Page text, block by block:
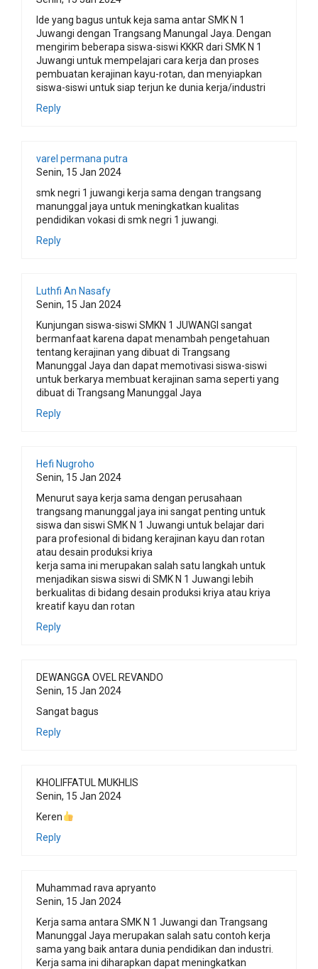
Ide yang bagus untuk keja sama antar SMK N 1
Juwangi dengan Trangsang Manungal Jaya. Dengan
mengirim beberapa siswa-siswi KKKR dari SMK N 1
Juwangi untuk mempelajari cara kerja dan proses
pembuatan kerajinan kayu-rotan, dan menyiapkan
siswa-siswi untuk siap terjun ke dunia kerja/industri
Reply
varel permana putra
Senin, 15 Jan 2024
smk negri 1 juwangi kerja sama dengan trangsang
manunggal jaya untuk meningkatkan kualitas
pendidikan vokasi di smk negri 1 juwangi.
Reply
Luthfi An Nasafy
Senin, 15 Jan 2024
Kunjungan siswa-siswi SMKN 1 JUWANGI sangat
bermanfaat karena dapat menambah pengetahuan
tentang kerajinan yang dibuat di Trangsang
Manunggal Jaya dan dapat memotivasi siswa-siswi
untuk berkarya membuat kerajinan sama seperti yang
dibuat di Trangsang Manunggal Jaya
Reply
Hefi Nugroho
Senin, 15 Jan 2024
Menurut saya kerja sama dengan perusahaan
trangsang manunggal jaya ini sangat penting untuk
siswa dan siswi SMK N 1 Juwangi untuk belajar dari
para profesional di bidang kerajinan kayu dan rotan
atau desain produksi kriya
kerja sama ini merupakan salah satu langkah untuk
menjadikan siswa siswi di SMK N 1 Juwangi lebih
berkualitas di bidang desain produksi kriya atau kriya
kreatif kayu dan rotan
Reply
DEWANGGA OVEL REVANDO
Senin, 15 Jan 2024
Sangat bagus
Reply
KHOLIFFATUL MUKHLIS
Senin, 15 Jan 2024
Keren
Reply
Muhammad rava apryanto
Senin, 15 Jan 2024
Kerja sama antara SMK N 1 Juwangi dan Trangsang
Manunggal Jaya merupakan salah satu contoh kerja
sama yang baik antara dunia pendidikan dan industri.
Kerja sama ini diharapkan dapat meningkatkan